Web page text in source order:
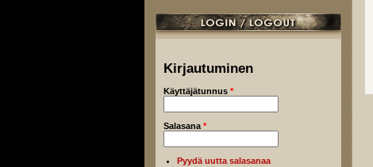
Kirjautuminen
Käyttäjätunnus *
Salasana *
Pyydä uutta salasanaa